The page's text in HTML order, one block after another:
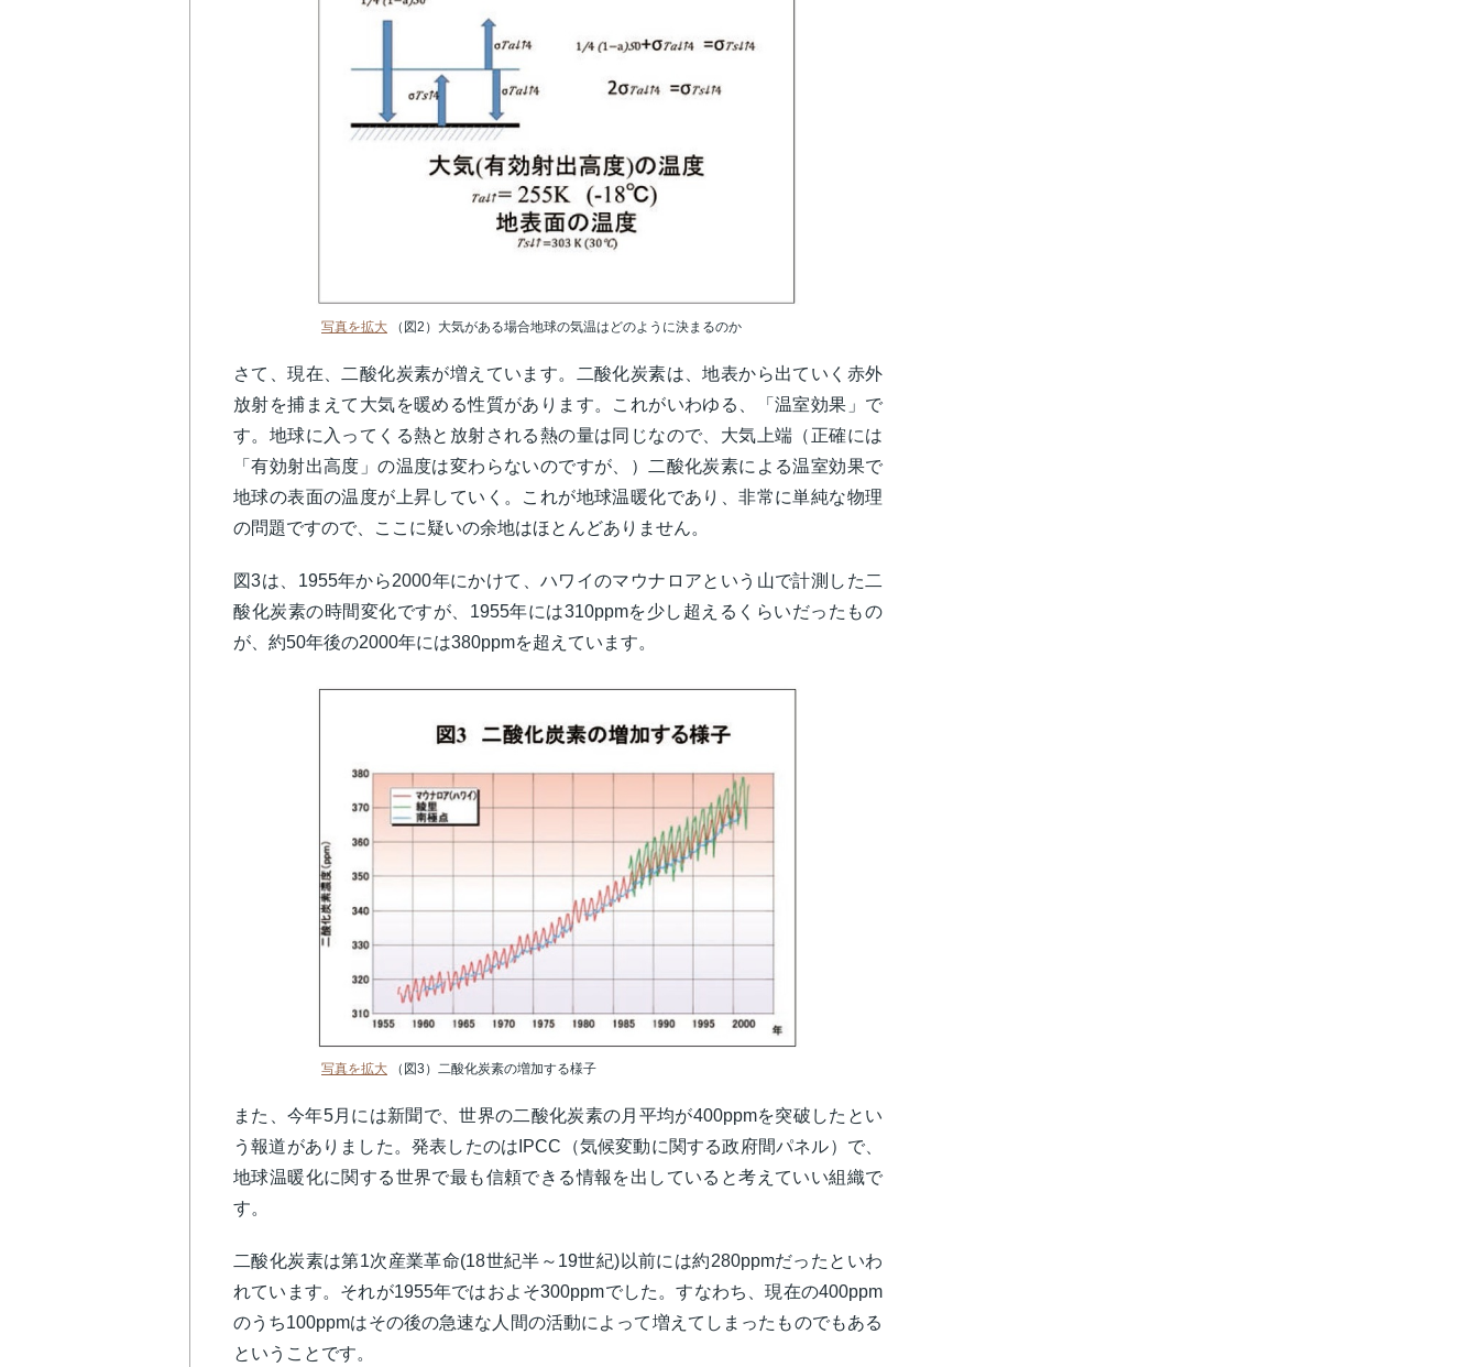
写真を拡大 （図2） 大気がある場合地球の気温はどのように決まるのか
さて、現在、二酸化炭素が増えています。二酸化炭素は、地表から出ていく赤外
放射を捕まえて大気を暖める性質があります。これがいわゆる、「温室効果」で
す。地球に入ってくる熱と放射される熱の量は同じなので、大気上端（正確には
「有効射出高度」の温度は変わらないのですが、）二酸化炭素による温室効果で
地球の表面の温度が上昇していく。これが地球温暖化であり、非常に単純な物理
の問題ですので、ここに疑いの余地はほとんどありません。
図3は、1955年から2000年にかけて、ハワイのマウナロアという山で計測した二
酸化炭素の時間変化ですが、1955年には310ppmを少し超えるくらいだったもの
が、約50年後の2000年には380ppmを超えています。
写真を拡大 （図3） 二酸化炭素の増加する様子
また、今年5月には新聞で、世界の二酸化炭素の月平均が400ppmを突破したとい
う報道がありました。発表したのはIPCC（気候変動に関する政府間パネル）で、
地球温暖化に関する世界で最も信頼できる情報を出していると考えていい組織で
す。
二酸化炭素は第1次産業革命(18世紀半～19世紀)以前には約280ppmだったといわ
れています。それが1955年ではおよそ300ppmでした。すなわち、現在の400ppm
のうち100ppmはその後の急速な人間の活動によって増えてしまったものでもある
ということです。